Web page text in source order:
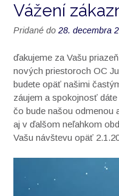
Vážení
Pridané do 28. decembra
ďakujeme za Vašu
nových priestoroch OC
budete opäť našimi
záujem a spokojnosť
čo bude našou odmenou
aj v ďalšom neľahkom
Vašu návštevu opäť